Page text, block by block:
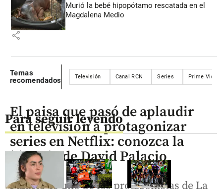
Murió la bebé hipopótamo rescatada en el
Magdalena Medio
share
Temas
recomendados
Televisión Canal RCN Series Prime Video
Para seguir leyendo
El paisa que pasó de aplaudir
en televisión a protagonizar
series en Netflix: conozca la
historia de David Palacio
Palacio es uno de los protagonistas de La